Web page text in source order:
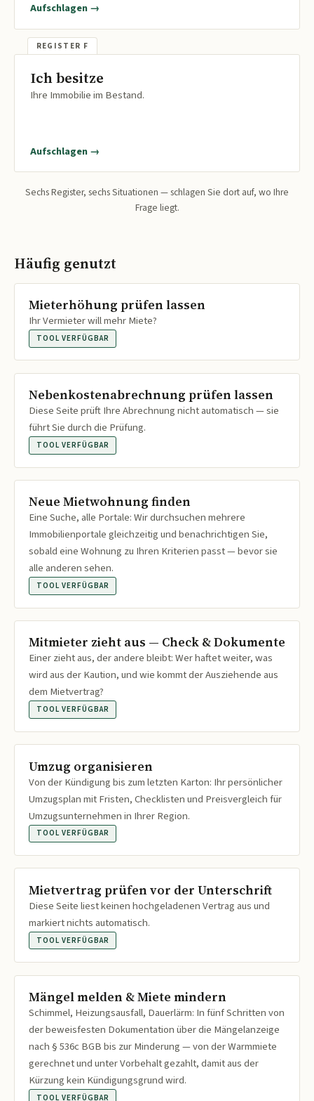
Aufschlagen →
Ich besitze
Ihre Immobilie im Bestand.
Aufschlagen →
Sechs Register, sechs Situationen — schlagen Sie dort auf, wo Ihre
Frage liegt.
Häufig genutzt
Mieterhöhung prüfen lassen
Ihr Vermieter will mehr Miete?
TOOL VERFÜGBAR
Nebenkostenabrechnung prüfen lassen
Diese Seite prüft Ihre Abrechnung nicht automatisch — sie
führt Sie durch die Prüfung.
TOOL VERFÜGBAR
Neue Mietwohnung finden
Eine Suche, alle Portale: Wir durchsuchen mehrere
Immobilienportale gleichzeitig und benachrichtigen Sie,
sobald eine Wohnung zu Ihren Kriterien passt — bevor sie
alle anderen sehen.
TOOL VERFÜGBAR
Mitmieter zieht aus — Check & Dokumente
Einer zieht aus, der andere bleibt: Wer haftet weiter, was
wird aus der Kaution, und wie kommt der Ausziehende aus
dem Mietvertrag?
TOOL VERFÜGBAR
Umzug organisieren
Von der Kündigung bis zum letzten Karton: Ihr persönlicher
Umzugsplan mit Fristen, Checklisten und Preisvergleich für
Umzugsunternehmen in Ihrer Region.
TOOL VERFÜGBAR
Mietvertrag prüfen vor der Unterschrift
Diese Seite liest keinen hochgeladenen Vertrag aus und
markiert nichts automatisch.
TOOL VERFÜGBAR
Mängel melden & Miete mindern
Schimmel, Heizungsausfall, Dauerlärm: In fünf Schritten von
der beweisfesten Dokumentation über die Mängelanzeige
nach § 536c BGB bis zur Minderung — von der Warmmiete
gerechnet und unter Vorbehalt gezahlt, damit aus der
Kürzung kein Kündigungsgrund wird.
TOOL VERFÜGBAR